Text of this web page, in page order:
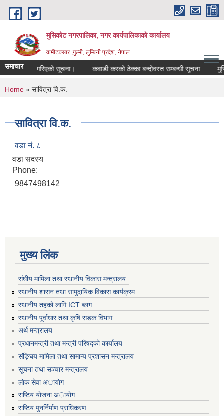
Skip to main content
मुसिकोट नगरपालिका, नगर कार्यपालिकाकाे कार्यालय
वामीटक्सार ,गुल्मी, लुम्बिनी प्रदेश, नेपाल
समाचारगरिएको सूचना। कवाडी करको ठेक्का बन्दोवस्त सम्बन्धी सूचना
You are here
Home » सावित्रा वि.क.
सावित्रा वि.क.
वडा नं. ८
वडा सदस्य
Phone:
9847498142
मुख्य लिंक
संघीय मामिला तथा स्थानीय विकास मन्त्रालय
स्थानीय शासन तथा सामुदायिक विकास कार्यक्रम
स्थानीय तहको लागि ICT ब्लग
स्थानीय पूर्वाधार तथा कृषि सडक विभाग
अर्थ मन्त्रालय
प्रधानमन्त्री तथा मन्त्री परिषद्काे कार्यालय
संङ्घिय मामिला तथा सामान्य प्रशासन मन्त्रालय
सूचना तथा सञ्चार मन्त्रालय
लाेक सेवा अायाेग
राष्टिय याेजना अायाेग
राष्टिय पुनर्निर्माण प्राधिकरण